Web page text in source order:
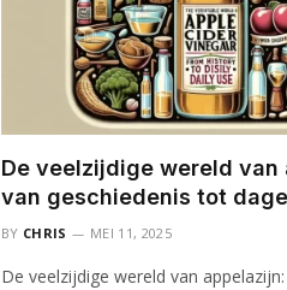
De veelzijdige wereld van
van geschiedenis tot
BY CHRIS MEI 11, 2025
De veelzijdige wereld van